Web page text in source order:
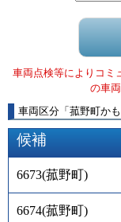
車両点検等によりコミ
の車
車両区分 「 菰野町か
候補
6673(菰野町)
6674(菰野町)